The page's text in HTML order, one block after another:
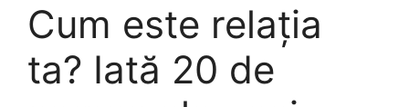
Cum este relația
ta? Iată 20 de